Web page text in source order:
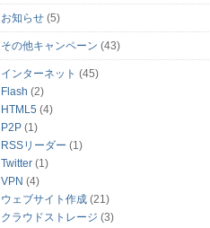
お知らせ (5)
その他キャンペーン (43)
インターネット (45)
Flash (2)
HTML5 (4)
P2P (1)
RSSリーダー (1)
Twitter (1)
VPN (4)
ウェブサイト作成 (21)
クラウドストレージ (3)